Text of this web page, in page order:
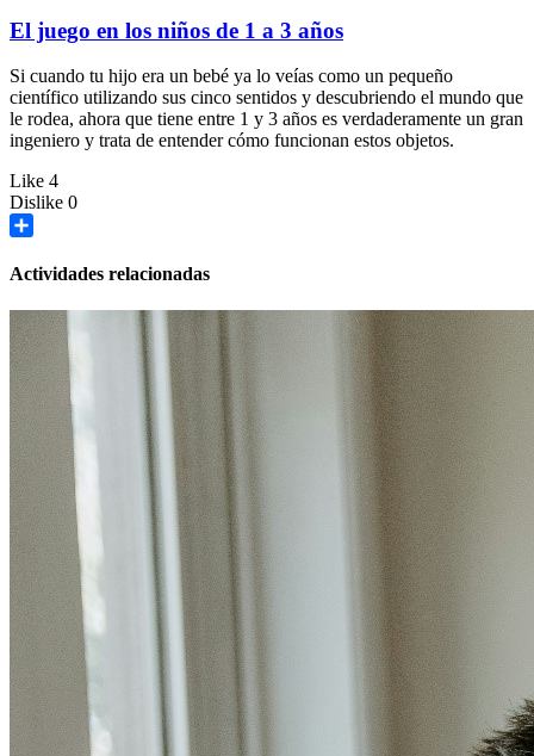
El juego en los niños de 1 a 3 años
Si cuando tu hijo era un bebé ya lo veías como un pequeño
científico utilizando sus cinco sentidos y descubriendo el mundo que
le rodea, ahora que tiene entre 1 y 3 años es verdaderamente un gran
ingeniero y trata de entender cómo funcionan estos objetos.
Like 4
Dislike 0
Actividades relacionadas